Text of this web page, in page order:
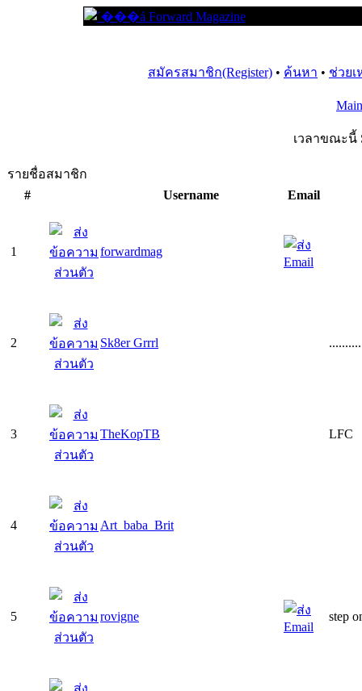
สมัครสมาชิก(Register) • ค้นหา • ช่วยเ
Main
เวลาขณะนี้
รายชื่อสมาชิก
#
Username Email
1 forwardmag
2 Sk8er Grrrl
3 TheKopTB LFC
4 Art_baba_Brit
5 rovigne step